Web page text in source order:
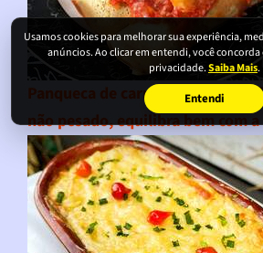
Usamos cookies para melhorar sua experiência,
anúncios. Ao clicar em entendi, você
privacidade.Saiba Mais.
Entendi
Panqueca de carne moída:
não pesado, equilibra bem com